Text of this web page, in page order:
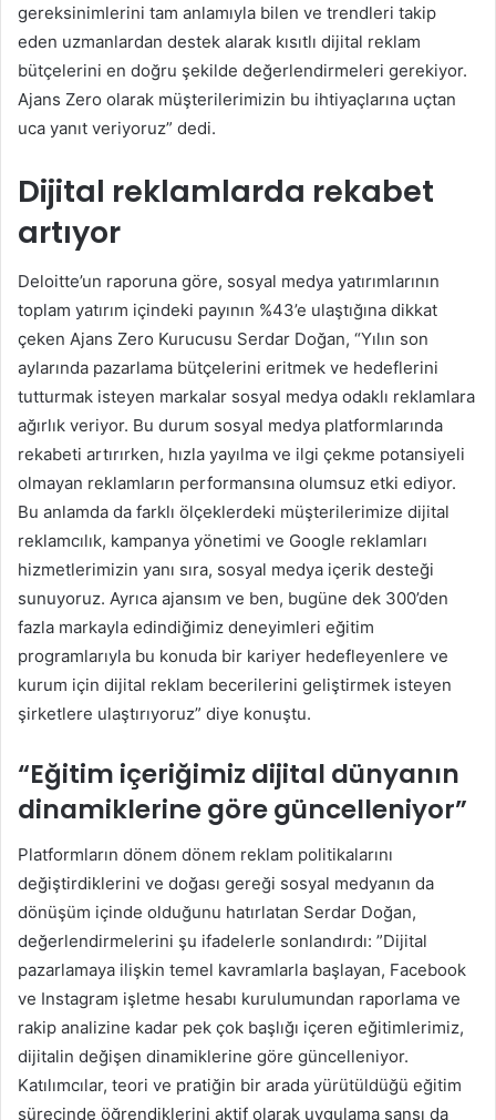
gereksinimlerini tam anlamıyla bilen ve trendleri takip
eden uzmanlardan destek alarak kısıtlı dijital reklam
bütçelerini en doğru şekilde değerlendirmeleri gerekiyor.
Ajans Zero olarak müşterilerimizin bu ihtiyaçlarına uçtan
uca yanıt veriyoruz” dedi.
Dijital reklamlarda rekabet
artıyor
Deloitte’un raporuna göre, sosyal medya yatırımlarının
toplam yatırım içindeki payının %43’e ulaştığına dikkat
çeken Ajans Zero Kurucusu Serdar Doğan, “Yılın son
aylarında pazarlama bütçelerini eritmek ve hedeflerini
tutturmak isteyen markalar sosyal medya odaklı reklamlara
ağırlık veriyor. Bu durum sosyal medya platformlarında
rekabeti artırırken, hızla yayılma ve ilgi çekme potansiyeli
olmayan reklamların performansına olumsuz etki ediyor.
Bu anlamda da farklı ölçeklerdeki müşterilerimize dijital
reklamcılık, kampanya yönetimi ve Google reklamları
hizmetlerimizin yanı sıra, sosyal medya içerik desteği
sunuyoruz. Ayrıca ajansım ve ben, bugüne dek 300’den
fazla markayla edindiğimiz deneyimleri eğitim
programlarıyla bu konuda bir kariyer hedefleyenlere ve
kurum için dijital reklam becerilerini geliştirmek isteyen
şirketlere ulaştırıyoruz” diye konuştu.
“Eğitim içeriğimiz dijital dünyanın
dinamiklerine göre güncelleniyor”
Platformların dönem dönem reklam politikalarını
değiştirdiklerini ve doğası gereği sosyal medyanın da
dönüşüm içinde olduğunu hatırlatan Serdar Doğan,
değerlendirmelerini şu ifadelerle sonlandırdı: ”Dijital
pazarlamaya ilişkin temel kavramlarla başlayan, Facebook
ve Instagram işletme hesabı kurulumundan raporlama ve
rakip analizine kadar pek çok başlığı içeren eğitimlerimiz,
dijitalin değişen dinamiklerine göre güncelleniyor.
Katılımcılar, teori ve pratiğin bir arada yürütüldüğü eğitim
sürecinde öğrendiklerini aktif olarak uygulama şansı da